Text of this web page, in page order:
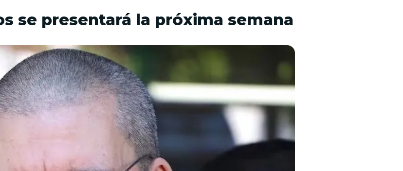
se presentará la próxima semana